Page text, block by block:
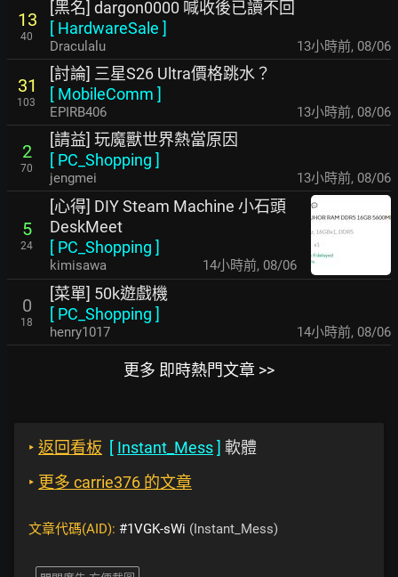
13
40
[黑名] dargon0000 喊收後已讀不回
[ HardwareSale ]
Draculalu 13小時前, 08/06
31
103
[討論] 三星S26 Ultra價格跳水？
[ MobileComm ]
EPIRB406 13小時前, 08/06
2
70
[請益] 玩魔獸世界熱當原因
[ PC_Shopping ]
jengmei 13小時前, 08/06
5
24
[心得] DIY Steam Machine 小石頭
DeskMeet
[ PC_Shopping ]
kimisawa 14小時前, 08/06
0
18
[菜單] 50k遊戲機
[ PC_Shopping ]
henry1017 14小時前, 08/06
更多 即時熱門文章 >>
‣ 返回看板 [ Instant_Mess] 軟體
‣ 更多 carrie376 的文章
文章代碼(AID): #1VGK-sWi (Instant_Mess)